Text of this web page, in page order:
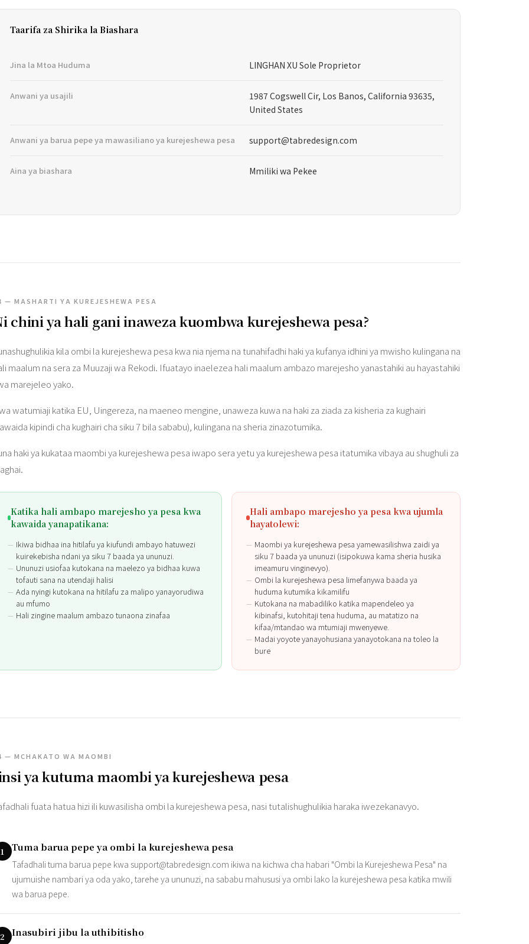
Taarifa za Shirika la Biashara
Jina la Mtoa Huduma LINGHAN XU Sole Proprietor
Anwani ya usajili
1987 Cogswell Cir, Los Banos, California 93635,
United States
Anwani ya barua pepe ya mawasiliano ya kurejeshewa pesa support@tabredesign.com
Aina ya biashara Mmiliki wa Pekee
— MASHARTI YA KUREJESHEWA PESA
chini ya hali gani inaweza kuombwa kurejeshewa pesa?
kila ombi la kurejeshewa pesa kwa nia njema na tunahifadhi haki ya kufanya idhini ya mwisho kulingana na
maalum na sera za Muuzaji wa Rekodi. Ifuatayo inaelezea hali maalum ambazo marejesho yanastahiki au hayastahiki
marejeleo yako.
watumiaji katika EU, Uingereza, na maeneo mengine, unaweza kuwa na haki za ziada za kisheria za kughairi
kipindi cha kughairi cha siku 7 bila sababu), kulingana na sheria zinazotumika.
haki ya kukataa maombi ya kurejeshewa pesa iwapo sera yetu ya kurejeshewa pesa itatumika vibaya au shughuli za
Katika hali ambapo marejesho ya pesa kwa
kawaida yanapatikana:
Ikiwa bidhaa ina hitilafu ya kiufundi ambayo hatuwezi
kuirekebisha ndani ya siku 7 baada ya ununuzi.
Ununuzi usiofaa kutokana na maelezo ya bidhaa kuwa
tofauti sana na utendaji halisi
Ada nyingi kutokana na hitilafu za malipo yanayorudiwa
au mfumo
Hali zingine maalum ambazo tunaona zinafaa
Hali ambapo marejesho ya pesa kwa ujumla
hayatolewi:
Maombi ya kurejeshewa pesa yamewasilishwa zaidi ya
siku 7 baada ya ununuzi (isipokuwa kama sheria husika
imeamuru vinginevyo).
Ombi la kurejeshewa pesa limefanywa baada ya
huduma kutumika kikamilifu
Kutokana na mabadiliko katika mapendeleo ya
kibinafsi, kutohitaji tena huduma, au matatizo na
kifaa/mtandao wa mtumiaji mwenyewe.
Madai yoyote yanayohusiana yanayotokana na toleo la
bure
— MCHAKATO WA MAOMBI
ya kutuma maombi ya kurejeshewa pesa
fuata hatua hizi ili kuwasilisha ombi la kurejeshewa pesa, nasi tutalishughulikia haraka iwezekanavyo.
1 Tuma barua pepe ya ombi la kurejeshewa pesa
Tafadhali tuma barua pepe kwa support@tabredesign.com ikiwa na kichwa cha habari "Ombi la Kurejeshewa Pesa" na
ujumuishe nambari ya oda yako, tarehe ya ununuzi, na sababu mahususi ya ombi lako la kurejeshewa pesa katika mwili
wa barua pepe.
2 Inasubiri jibu la uthibitisho